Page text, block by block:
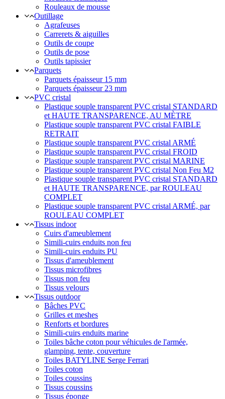
Rouleaux de mousse
Outillage
Agrafeuses
Carrerets & aiguilles
Outils de coupe
Outils de pose
Outils tapissier
Parquets
Parquets épaisseur 15 mm
Parquets épaisseur 23 mm
PVC cristal
Plastique souple transparent PVC cristal STANDARD
et HAUTE TRANSPARENCE, AU MÈTRE
Plastique souple transparent PVC cristal FAIBLE
RETRAIT
Plastique souple transparent PVC cristal ARMÉ
Plastique souple transparent PVC cristal FROID
Plastique souple transparent PVC cristal MARINE
Plastique souple transparent PVC cristal Non Feu M2
Plastique souple transparent PVC cristal STANDARD
et HAUTE TRANSPARENCE, par ROULEAU
COMPLET
Plastique souple transparent PVC cristal ARMÉ, par
ROULEAU COMPLET
Tissus indoor
Cuirs d'ameublement
Simili-cuirs enduits non feu
Simili-cuirs enduits PU
Tissus d'ameublement
Tissus microfibres
Tissus non feu
Tissus velours
Tissus outdoor
Bâches PVC
Grilles et meshes
Renforts et bordures
Simili-cuirs enduits marine
Toiles bâche coton pour véhicules de l'armée,
glamping, tente, couverture
Toiles BATYLINE Serge Ferrari
Toiles coton
Toiles coussins
Tissus coussins
Tissus éponge